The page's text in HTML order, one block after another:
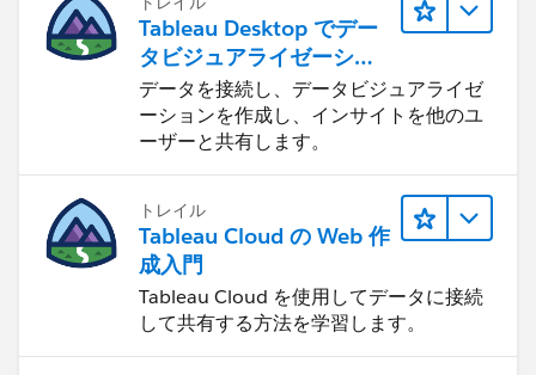
Tableau Desktop でデー
タビジュアライゼーショ
ンをはじめる
データを接続し、データビジュアライゼ
ーションを作成し、インサイトを他のユ
ーザーと共有します。
トレイル
Tableau Cloud の Web 作
成入門
Tableau Cloud を使用してデータに接続
して共有する方法を学習します。